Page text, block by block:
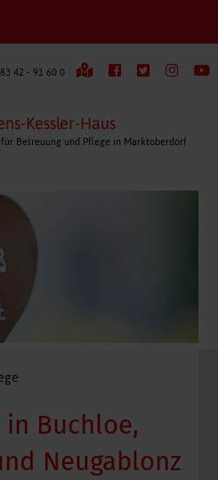
42 - 91 60 0
Kessler-Haus
Betreuung und Pflege in Marktoberdorf
in Buchloe,
Neugablonz